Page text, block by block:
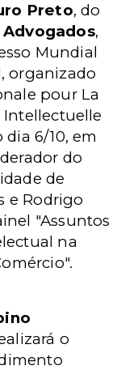
Preto, do
,
Mundial
organizado
pour La
dia 6/10, em
do
de
e Rodrigo
"Assuntos
na
o